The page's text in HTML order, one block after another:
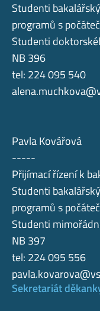
Studenti
programů s
Studenti
NB 396
tel: 224 095 540
Pavla Kovářová
-----
Přijímací řízení k
Studenti
programů s
Studenti
NB 397
tel: 224 095 556
Sekretariát